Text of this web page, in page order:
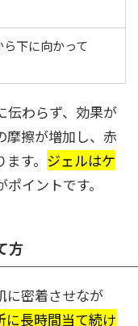
ら下に向かって
伝わらず、効果が
摩擦が増加し、赤
す。 ジェルはケ
イントです。
方
に密着させなが
に長時間当て続け